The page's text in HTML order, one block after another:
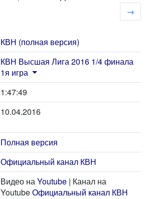
→
КВН (полная версия)
КВН Высшая Лига 2016 1/4 финала
1я игра
1:47:49
10.04.2016
Полная версия
Официальный канал КВН
Видео наYoutube | Канал на
YoutubeОфициальный канал КВН